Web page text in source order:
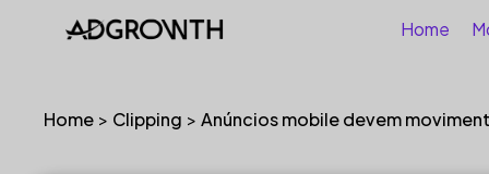
Home
Home > Clipping > Anúncios mobile devem